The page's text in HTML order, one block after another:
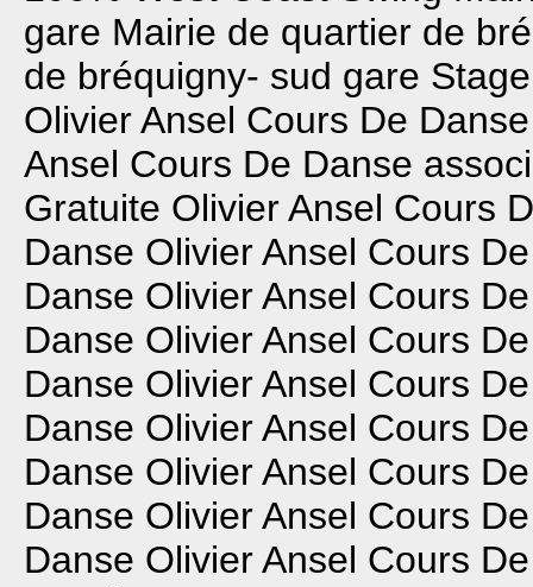
gare Mairie de quartier de
de bréquigny- sud gare
Olivier Ansel Cours De Danse
Ansel Cours De Danse
Gratuite Olivier Ansel Cours
Danse Olivier Ansel Cours
Danse Olivier Ansel Cours
Danse Olivier Ansel Cours
Danse Olivier Ansel Cours
Danse Olivier Ansel Cours
Danse Olivier Ansel Cours
Danse Olivier Ansel Cours
Danse Olivier Ansel Cours